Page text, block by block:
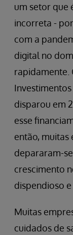
um setor que
incorreta -
com a
digital no
rapidamente.
disparou em
esse
então, muitas
depararam-
crescimento
dispendioso e
Muitas
cuidados de